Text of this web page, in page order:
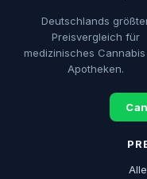
Deutschlands
Preisvergleich für
medizinisches
Apotheken.